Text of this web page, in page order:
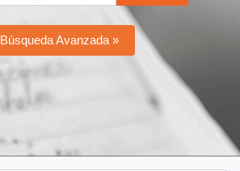
Búsqueda Avanzada »